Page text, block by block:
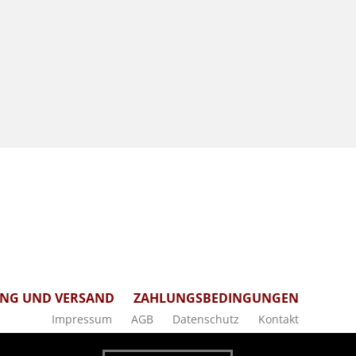
UND VERSAND ZAHLUNGSBEDINGUNGEN
Impressum AGB Datenschutz Kontakt